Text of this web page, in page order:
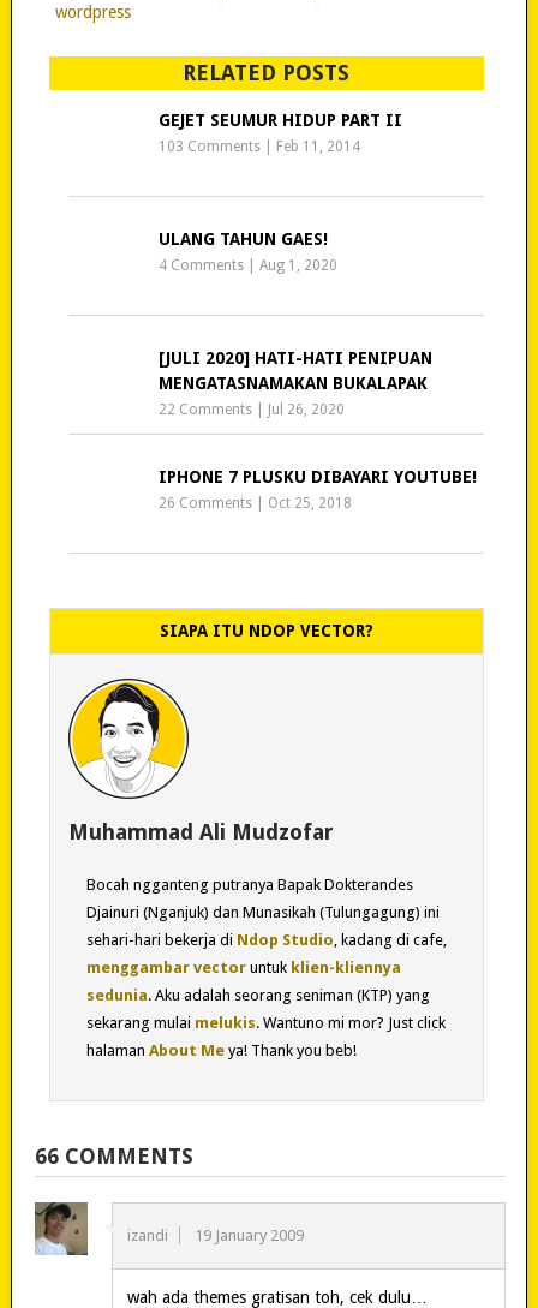
wordpress
RELATED POSTS
GEJET SEUMUR HIDUP PART II
103 Comments Feb 11, 2014
ULANG TAHUN GAES!
4 Comments |Aug 1, 2020
[JULI 2020] HATI-HATI PENIPUAN
MENGATASNAMAKAN BUKALAPAK
22 Comments Jul 26, 2020
IPHONE 7 PLUSKU DIBAYARI YOUTUBE!
26 Comments Oct 25, 2018
SIAPA ITU NDOP VECTOR?
Muhammad Ali Mudzofar
Bocah ngganteng putranya Bapak Dokterandes
Djainuri (Nganjuk) dan Munasikah (Tulungagung) ini
sehari-hari bekerja di Ndop Studio , kadang di cafe,
menggambar vectoruntuk klien-kliennya
sedunia. Aku adalah seorang seniman (KTP) yang
sekarang mulai melukis. Wantuno mi mor? Just click
halaman About Meya! Thank you beb!
66 COMMENTS
izandi 19 January 2009
wah ada themes gratisan toh, cek dulu…